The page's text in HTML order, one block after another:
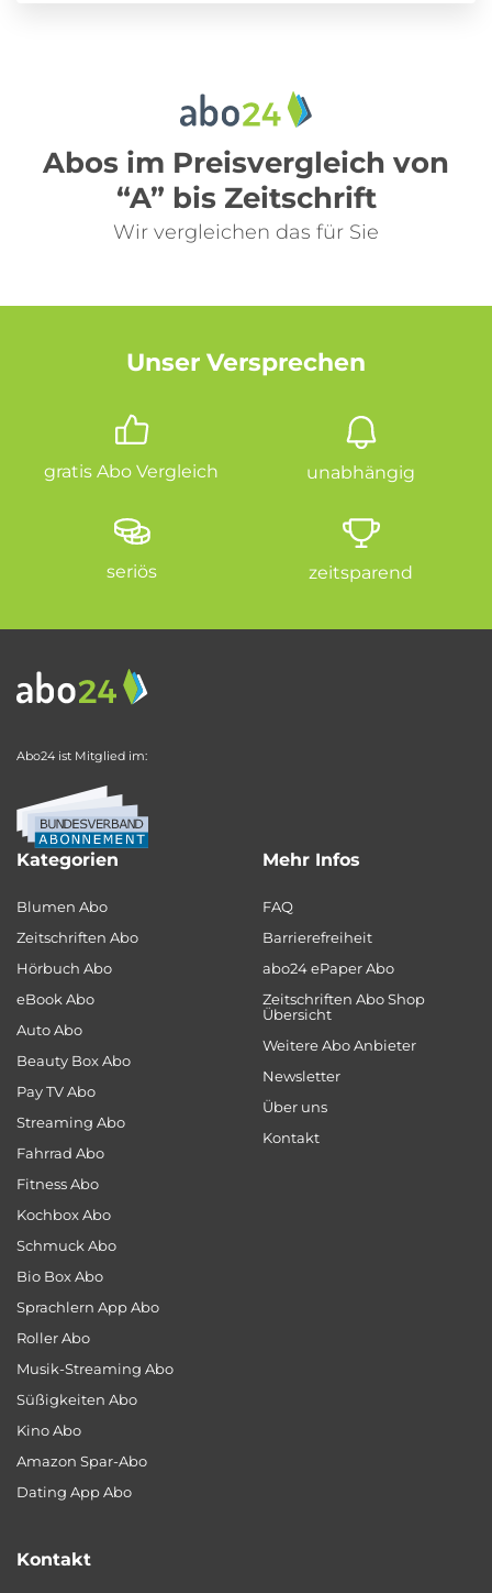
Abos im Preisvergleich von
“A” bis Zeitschrift
Wir vergleichen das für Sie
Unser Versprechen
gratis Abo Vergleich unabhängig
seriös zeitsparend
Abo24 ist Mitglied im:
Kategorien
Blumen Abo
Zeitschriften Abo
Hörbuch Abo
eBook Abo
Auto Abo
Beauty Box Abo
Pay TV Abo
Streaming Abo
Fahrrad Abo
Fitness Abo
Kochbox Abo
Schmuck Abo
Bio Box Abo
Sprachlern App Abo
Roller Abo
Musik-Streaming Abo
Süßigkeiten Abo
Kino Abo
Amazon Spar-Abo
Dating App Abo
Mehr Infos
FAQ
Barrierefreiheit
abo24 ePaper Abo
Zeitschriften Abo Shop
Übersicht
Weitere Abo Anbieter
Newsletter
Über uns
Kontakt
Kontakt